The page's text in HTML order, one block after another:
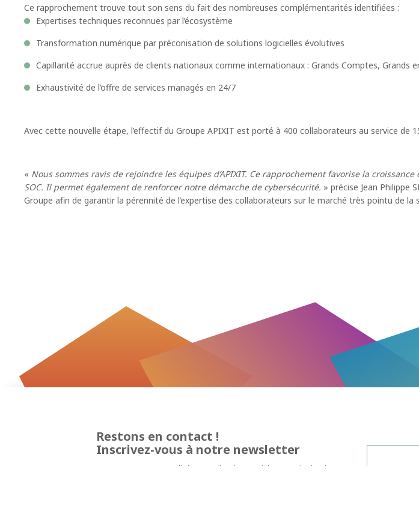
Ce rapprochement trouve tout son sens du fait des nombreuses complémentarités identifiées :
Expertises techniques reconnues par l’écosystème
Transformation numérique par préconisation de solutions logicielles évolutives
Capillarité accrue auprès de clients nationaux comme internationaux : Grands Comptes, Grands
Exhaustivité de l’offre de services managés en 24/7
Avec cette nouvelle étape, l’effectif du Groupe APIXIT est porté à 400 collaborateurs au service de
« Nous sommes ravis de rejoindre les équipes d’APIXIT. Ce rapprochement favorise la
SOC. Il permet également de renforcer notre démarche de cybersécurité. » précise Jean Philippe
Groupe afin de garantir la pérennité de l’expertise des collaborateurs sur le marché très pointu de
Restons en contact !
Inscrivez-vous à notre newsletter
Et recevez nos actualités, nos derniers articles, nos invitations